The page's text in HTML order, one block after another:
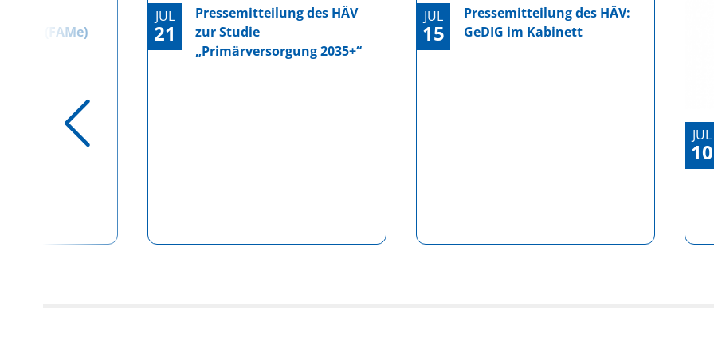
(FAMe)
JUL
21
Pressemitteilung des HÄV
zur Studie
„Primärversorgung 2035+“
JUL
15
Pressemitteilung des HÄV:
GeDIG im Kabinett
JUL
10